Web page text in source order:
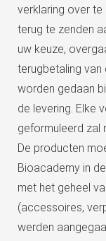
verklaring over
terug te zenden
uw keuze,
terugbetaling
worden gedaan
de levering. Elke
geformuleerd zal
De producten
Bioacademy in
met het geheel
(accessoires,
werden